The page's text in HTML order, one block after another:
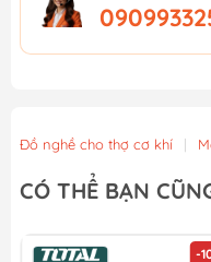
Đồ nghề cho thợ cơ khí |
CÓ THỂ BẠN
-